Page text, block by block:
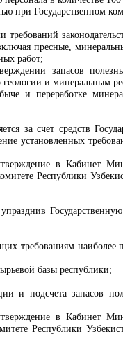
при Государственном
пресные,
работ;
запасов
и минеральным
и переработке
за счет средств
установленных
в Кабинет
Республики
требованиям
базы республики;
и подсчета запасов
в Кабинет
Республики